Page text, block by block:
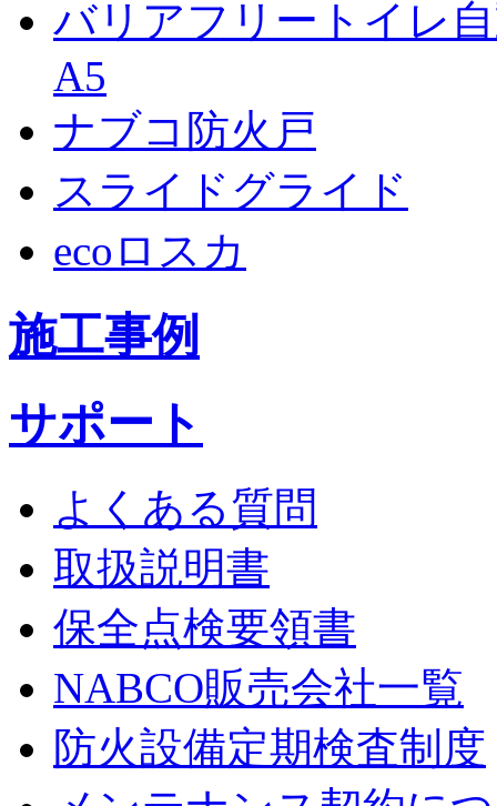
バリアフリートイレ
A5
ナブコ防火戸
スライドグライド
ecoロスカ
施工事例
サポート
よくある質問
取扱説明書
保全点検要領書
NABCO販売会社一覧
防火設備定期検査制度